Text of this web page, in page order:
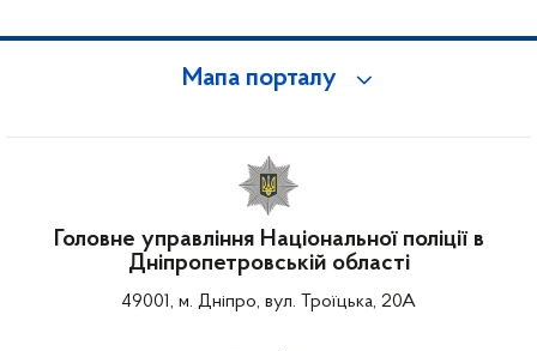
Мапа порталу
Головне управління Національної поліції в
Дніпропетровській області
49001, м. Дніпро, вул. Троїцька, 20А